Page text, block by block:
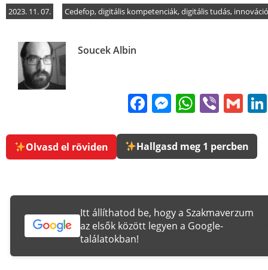
2023. 11. 07. Cedefop,digitális kompetenciák,digitális tudás, innováció
Soucek Albin
FacebookViber
Olvasd el röviden Hallgasd meg 1 percben
Itt állíthatod be, hogy a Szakmaverzum
az elsők között legyen a Google-
találatokban!